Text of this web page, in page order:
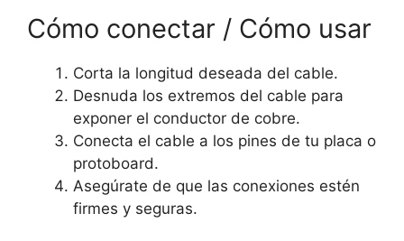
Cómo conectar / Cómo usar
Corta la longitud deseada del cable.
Desnuda los extremos del cable para
exponer el conductor de cobre.
Conecta el cable a los pines de tu placa o
protoboard.
Asegúrate de que las conexiones estén
firmes y seguras.